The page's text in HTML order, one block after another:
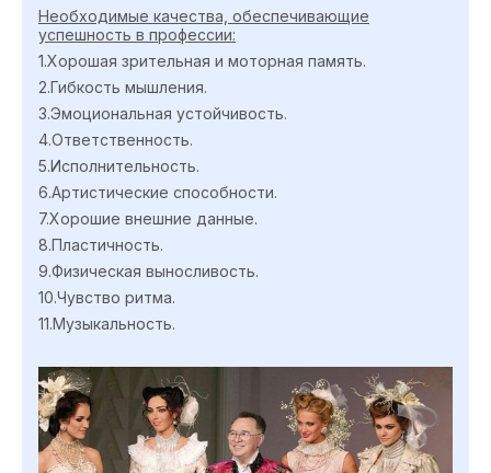
Необходимые качества, обеспечивающие
успешность в профессии:
1.Хорошая зрительная и моторная память.
2.Гибкость мышления.
3.Эмоциональная устойчивость.
4.Ответственность.
5.Исполнительность.
6.Артистические способности.
7.Хорошие внешние данные.
8.Пластичность.
9.Физическая выносливость.
10.Чувство ритма.
11.Музыкальность.